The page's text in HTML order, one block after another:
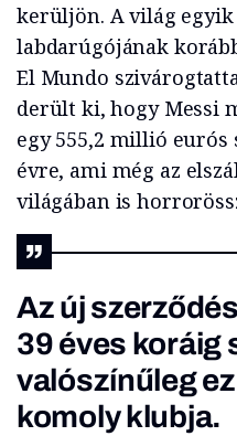
kerüljön. A világ
labdarúgójának
El Mundo
derült ki, hogy Messi
egy 555,2 millió eurós
évre, ami még az
világában is
Az új
39 éves koráig
valószínűleg
komoly klubja.